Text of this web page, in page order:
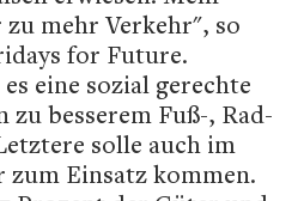
mehr Verkehr", so
for Future.
eine sozial gerechte
zu besserem Fuß-, Rad-
solle auch im
Einsatz kommen.